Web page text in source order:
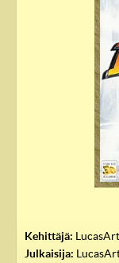
Kehittäjä:
Julkaisija: